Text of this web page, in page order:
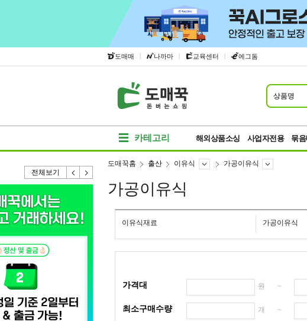
도매매 | 나까마 | 교육센터 | 에그돔
상품명
카테고리 해외상품소싱 사업자전용 묶
전체보기
도매꾹홈 출산 이유식 가공이유식
가공이유식
이유식재료 가공이유식
가격대 원 ~
최소구매수량 개 ~